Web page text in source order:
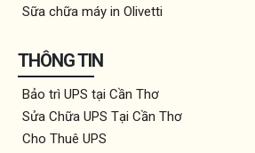
Sữa chữa máy in Olivetti
THÔNG TIN
Bảo trì UPS tại Cần Thơ
Sửa Chữa UPS Tại Cần Thơ
Cho Thuê UPS